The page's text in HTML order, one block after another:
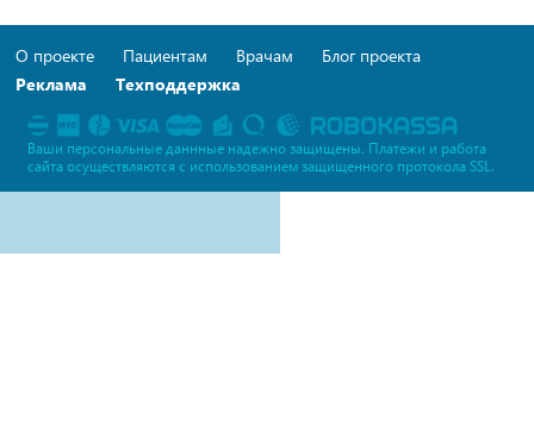
О проекте Пациентам Врачам
Блог проекта
Реклама
Техподдержка
Ваши персональные даннные надежно защищены. Платежи и работа
сайта осуществляются c использованием защищенного протокола SSL.